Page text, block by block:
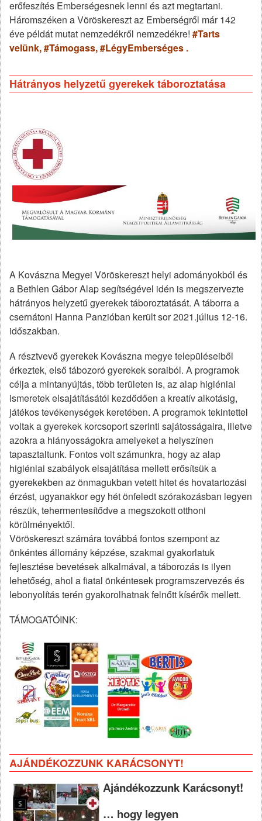
erőfeszítés Emberségesnek lenni és azt megtartani.
Háromszéken a Vöröskereszt az Emberségről már 142
éve példát mutat nemzedékről nemzedékre! #Tarts
velünk, #Támogass, #LégyEmberséges .
Hátrányos helyzetű gyerekek táboroztatása
A Kovászna Megyei Vöröskereszt helyi adományokból és
a Bethlen Gábor Alap segítségével idén is megszervezte
hátrányos helyzetű gyerekek táboroztatását. A táborra a
csernátoni Hanna Panzióban került sor 2021.július 12-16.
időszakban.
A résztvevő gyerekek Kovászna megye településeiből
érkeztek, első tábozoró gyerekek soraiból. A programok
célja a mintanyújtás, több területen is, az alap higiéniai
ismeretek elsajátításától kezdődően a kreatív alkotásig,
játékos tevékenységek keretében. A programok tekintettel
voltak a gyerekek korcsoport szerinti sajátosságaira, illetve
azokra a hiányosságokra amelyeket a helyszínen
tapasztaltunk. Fontos volt számunkra, hogy az alap
higiéniai szabályok elsajátítása mellett erősítsük a
gyerekekben az önmagukban vetett hitet és hovatartozási
érzést, ugyanakkor egy hét önfeledt szórakozásban legyen
részük, tehermentesítődve a megszokott otthoni
körülményektől.
Vöröskereszt számára továbbá fontos szempont az
önkéntes állomány képzése, szakmai gyakorlatuk
fejlesztése bevetések alkalmával, a táborozás is ilyen
lehetőség, ahol a fiatal önkéntesek programszervezés és
lebonyolítás terén gyakorolhatnak felnőtt kísérők mellett.
TÁMOGATÓINK:
AJÁNDÉKOZZUNK KARÁCSONYT!
Ajándékozzunk Karácsonyt!
… hogy legyen